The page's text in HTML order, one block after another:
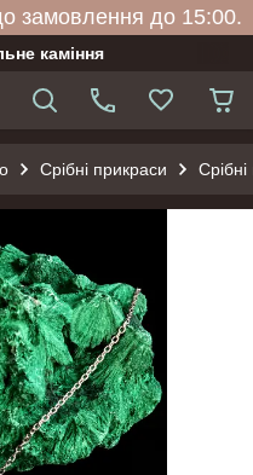
замовлення до 15:00.
каміння
Срібні прикраси Срібні